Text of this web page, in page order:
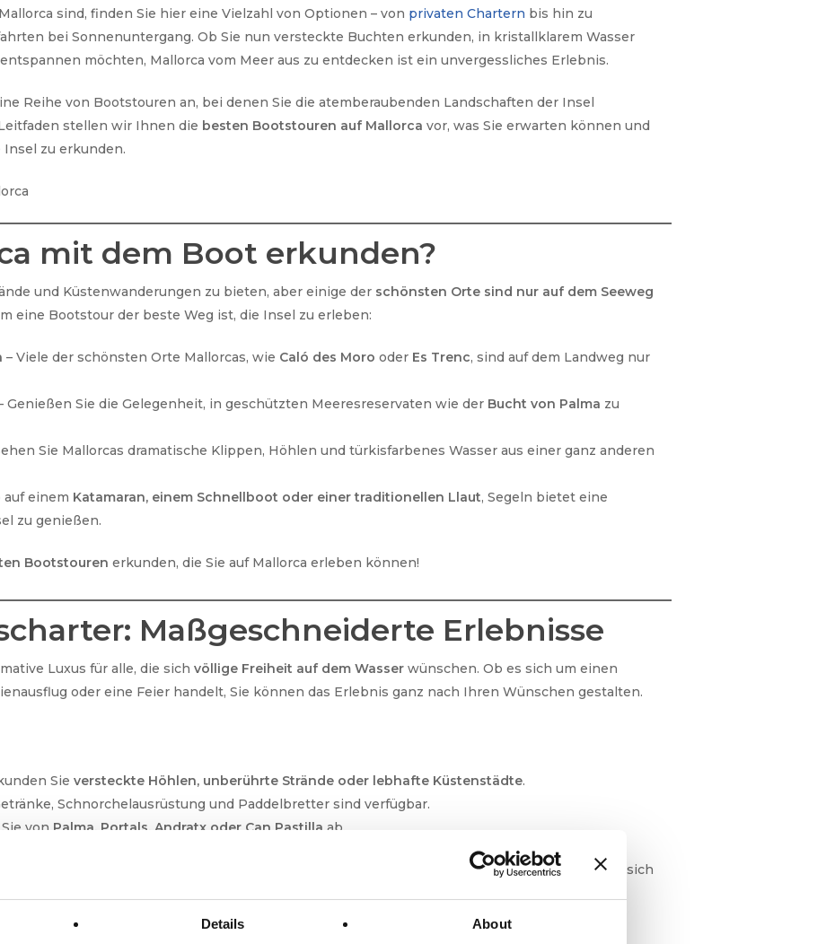
Details About
sind, finden Sie hier eine Vielzahl von Optionen – von privaten Chartern bis hin zu
bei Sonnenuntergang. Ob Sie nun versteckte Buchten erkunden, in kristallklarem Wasser
möchten, Mallorca vom Meer aus zu entdecken ist ein unvergessliches Erlebnis.
Reihe von Bootstouren an, bei denen Sie die atemberaubenden Landschaften der Insel
stellen wir Ihnen die besten Bootstouren auf Mallorca vor, was Sie erwarten können und
zu erkunden.
mit dem Boot erkunden?
und Küstenwanderungen zu bieten, aber einige der schönsten Orte sind nur auf dem Seeweg
eine Bootstour der beste Weg ist, die Insel zu erleben:
– Viele der schönsten Orte Mallorcas, wie Caló des Moro oder Es Trenc, sind auf dem Landweg nur
Genießen Sie die Gelegenheit, in geschützten Meeresreservaten wie der Bucht von Palma zu
Sie Mallorcas dramatische Klippen, Höhlen und türkisfarbenes Wasser aus einer ganz anderen
auf einem Katamaran, einem Schnellboot oder einer traditionellen Llaut, Segeln bietet eine
zu genießen.
Bootstouren erkunden, die Sie auf Mallorca erleben können!
Maßgeschneiderte Erlebnisse
Luxus für alle, die sich völlige Freiheit auf dem Wasser wünschen. Ob es sich um einen
oder eine Feier handelt, Sie können das Erlebnis ganz nach Ihren Wünschen gestalten.
Sie versteckte Höhlen, unberührte Strände oder lebhafte Küstenstädte.
Schnorchelausrüstung und Paddelbretter sind verfügbar.
von Palma, Portals, Andratx oder Can Pastilla ab.
privater Charter einen professionellen Kapitän, der Sie zu den besten Orten führt, während Sie sich